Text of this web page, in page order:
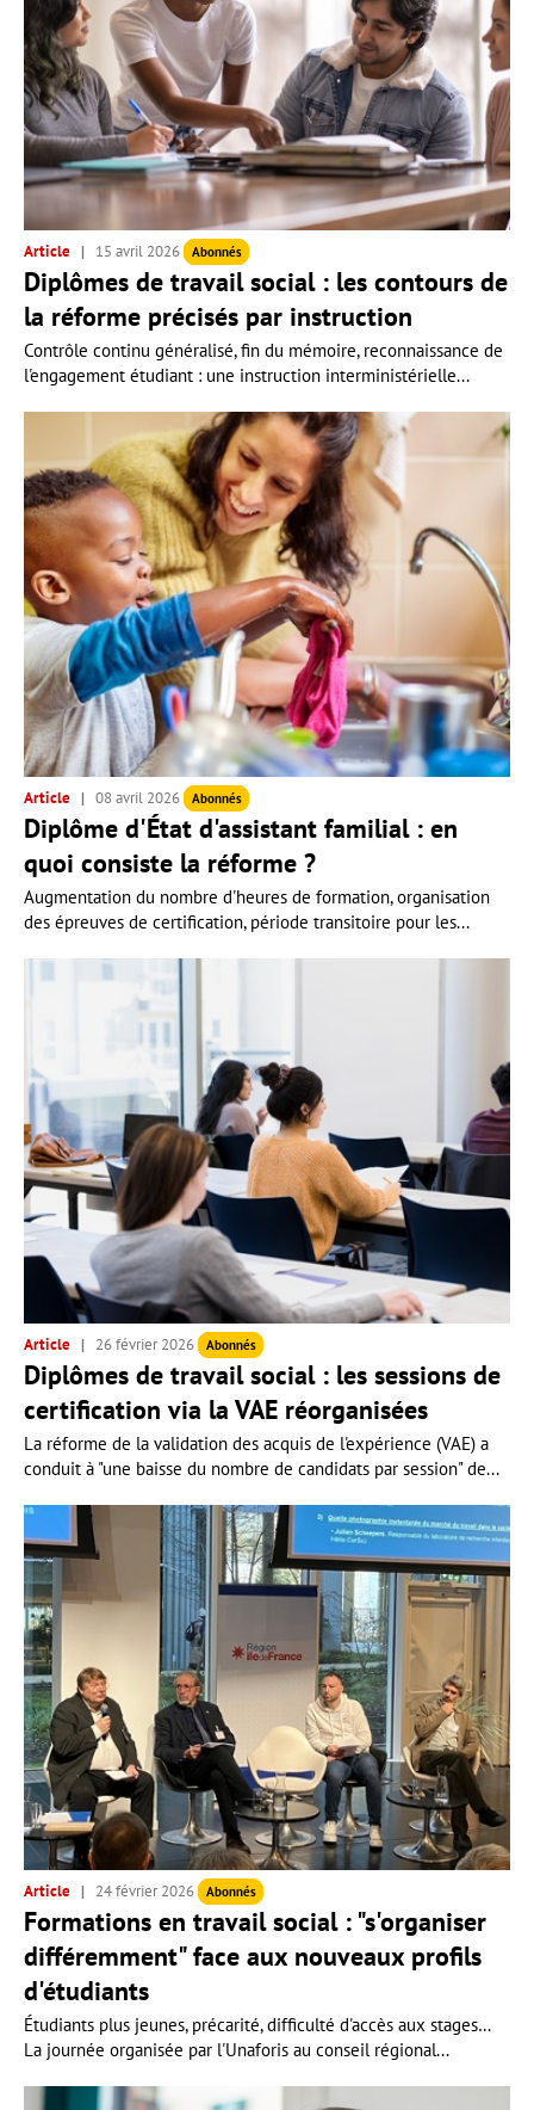
Article 15 avril 2026 Abonnés
Diplômes de travail social : les contours de
la réforme précisés par instruction
Contrôle continu généralisé, fin du mémoire, reconnaissance de
l'engagement étudiant : une instruction interministérielle...
Article 08 avril 2026 Abonnés
Diplôme d'État d'assistant familial : en
quoi consiste la réforme ?
Augmentation du nombre d'heures de formation, organisation
des épreuves de certification, période transitoire pour les...
Article 26 février 2026 Abonnés
Diplômes de travail social : les sessions de
certification via la VAE réorganisées
La réforme de la validation des acquis de l'expérience (VAE) a
conduit à "une baisse du nombre de candidats par session" de...
Article 24 février 2026 Abonnés
Formations en travail social : "s'organiser
différemment" face aux nouveaux profils
d'étudiants
Étudiants plus jeunes, précarité, difficulté d'accès aux stages…
La journée organisée par l'Unaforis au conseil régional...